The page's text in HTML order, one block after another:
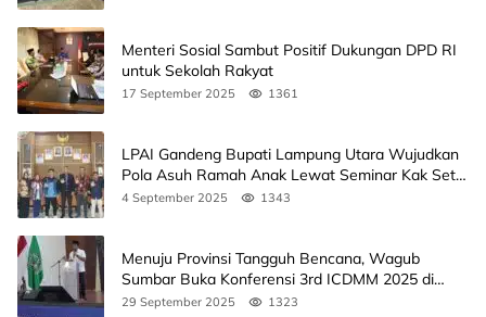
Menteri Sosial Sambut Positif Dukungan DPD RI
untuk Sekolah Rakyat
17 September 2025 1361
LPAI Gandeng Bupati Lampung Utara Wujudkan
Pola Asuh Ramah Anak Lewat Seminar Kak Seto,
Ini Jadwalnya
4 September 2025 1343
Menuju Provinsi Tangguh Bencana, Wagub
Sumbar Buka Konferensi 3rd ICDMM 2025 di
Unand
29 September 2025 1323